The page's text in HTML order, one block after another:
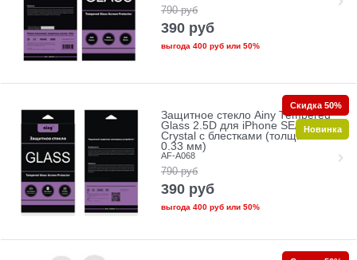
790 руб
390 руб
выгода 400 рубили 50%
Защитное стекло Ainy Tempered
Glass 2.5D для iPhone SE/5/5c/5s
Crystal с блестками (толщина
0.33 мм)
AF-A068
790 руб
390 руб
выгода 400 рубили 50%
Скидка 50%
Новинка